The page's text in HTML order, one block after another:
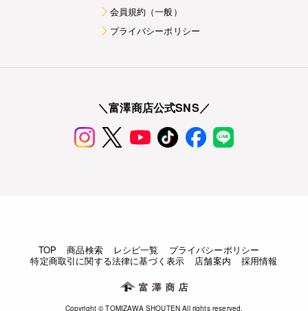
会員規約（一般）
プライバシーポリシー
＼富澤商店公式SNS／
TOP 商品検索 レシピ一覧
プライバシーポリシー
特定商取引に関する法律に基づく表示
店舗案内 採用情報
Copyright © TOMIZAWA SHOUTEN All rights reserved.